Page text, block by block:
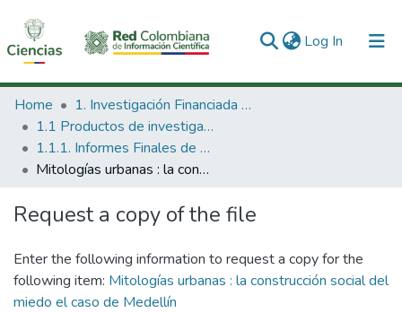
Log In (current)
Communities & Collections
All of DSpace
Statistics
Home
1. Investigación Financiada con Recursos Públicos
1.1 Productos de investigación
1.1.1. Informes Finales de Proyectos de Investigación
Mitologías urbanas : la construcción social del miedo el caso de Medellín
Request a copy of the file
Enter the following information to request a copy for the
following item: Mitologías urbanas : la construcción social del
miedo el caso de Medellín